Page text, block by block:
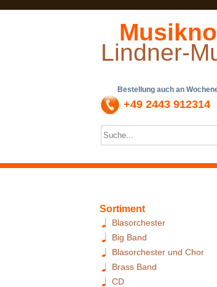
Lindner-
Bestellung auch an
+49 2443 912314
Sortiment
Blasorchester
Big Band
Blasorchester und Chor
Brass Band
CD